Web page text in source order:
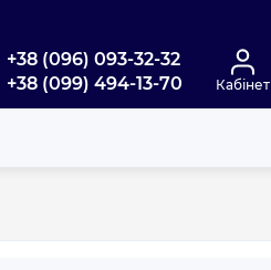
+38 (096) 093-32-32
+38 (099) 494-13-70
Кабінет